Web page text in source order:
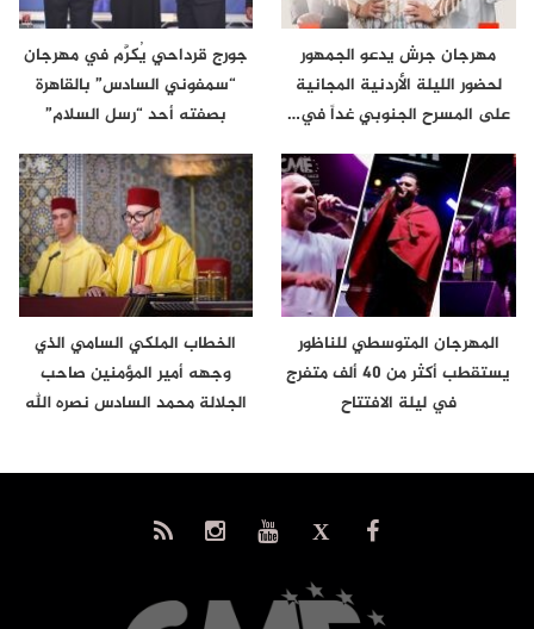
مهرجان جرش يدعو الجمهور
لحضور الليلة الأردنية المجانية
على المسرح الجنوبي غداً في…
جورج قرداحي يُكرَّم في مهرجان
“سمفوني السادس” بالقاهرة
بصفته أحد “رسل السلام”
المهرجان المتوسطي للناظور
يستقطب أكثر من 40 ألف متفرج
في ليلة الافتتاح
الخطاب الملكي السامي الذي
وجهه أمير المؤمنين صاحب
الجلالة محمد السادس نصره الله